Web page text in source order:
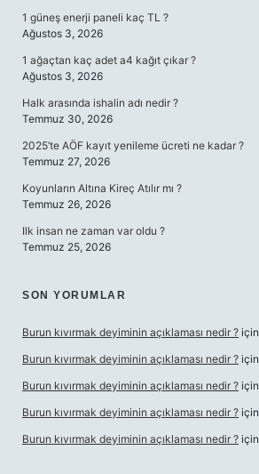
1 güneş enerji paneli kaç TL ?
Ağustos 3, 2026
1 ağaçtan kaç adet a4 kağıt çıkar ?
Ağustos 3, 2026
Halk arasında ishalin adı nedir ?
Temmuz 30, 2026
2025’te AÖF kayıt yenileme ücreti ne kadar ?
Temmuz 27, 2026
Koyunların Altına Kireç Atılır mı ?
Temmuz 26, 2026
Ilk insan ne zaman var oldu ?
Temmuz 25, 2026
SON YORUMLAR
Burun kıvırmak deyiminin açıklaması nedir ? için
Burun kıvırmak deyiminin açıklaması nedir ? için
Burun kıvırmak deyiminin açıklaması nedir ? için
Burun kıvırmak deyiminin açıklaması nedir ? için
Burun kıvırmak deyiminin açıklaması nedir ? için